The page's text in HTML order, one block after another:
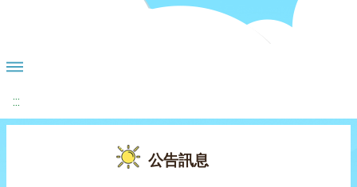
:::
公告訊息